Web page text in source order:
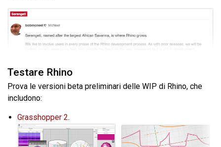
Testare Rhino
Prova le versioni beta preliminari delle WIP di Rhino, che
includono:
Grasshopper 2.